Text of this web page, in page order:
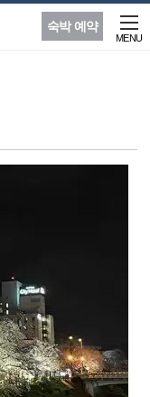
숙박 예약
MENU